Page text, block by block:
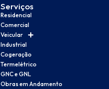
Serviços
Residencial
Comercial
Veicular
Industrial
Cogeração
Termelétrico
GNC e GNL
Obras em Andamento